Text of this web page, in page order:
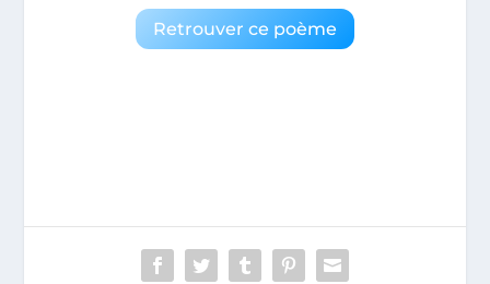
Retrouver ce poème